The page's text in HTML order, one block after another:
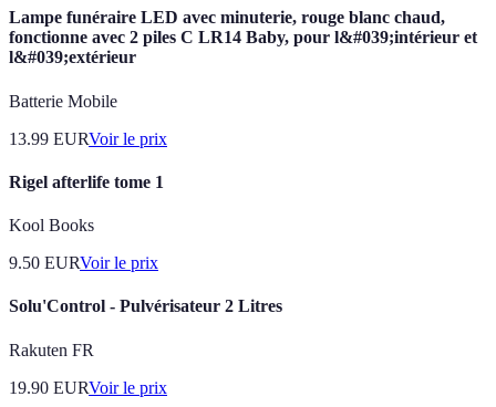
Lampe funéraire LED avec minuterie, rouge blanc chaud,
fonctionne avec 2 piles C LR14 Baby, pour l&#039;intérieur et
l&#039;extérieur
Batterie Mobile
13.99 EURVoir le prix
Rigel afterlife tome 1
Kool Books
9.50 EURVoir le prix
Solu'Control - Pulvérisateur 2 Litres
Rakuten FR
19.90 EURVoir le prix